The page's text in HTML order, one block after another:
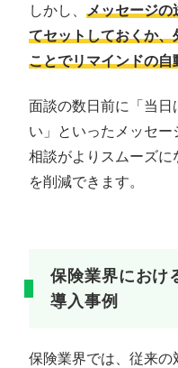
しかし、 メッセージの
てセットしておくか
ことでリマインドの自
面談の数日前に「当日
い」といったメッセ
相談がよりスムーズに
を削減できます。
保険業界におけ
導入事例
保険業界では、従来の